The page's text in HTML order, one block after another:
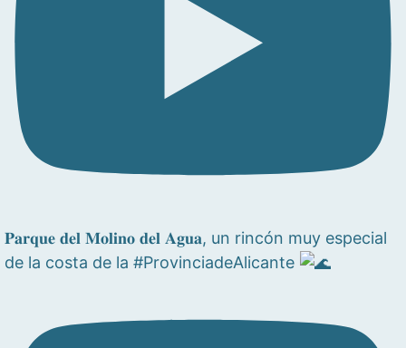
𝐏𝐚𝐫𝐪𝐮𝐞 𝐝𝐞𝐥 𝐌𝐨𝐥𝐢𝐧𝐨 𝐝𝐞𝐥 𝐀𝐠𝐮𝐚, un rincón muy especial
de la costa de la #ProvinciadeAlicante